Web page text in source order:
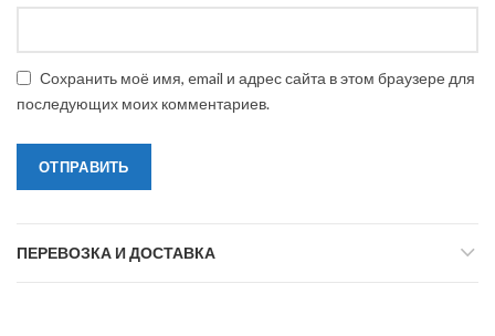
Сохранить моё имя, email и адрес сайта в этом браузере для
последующих моих комментариев.
ПЕРЕВОЗКА И ДОСТАВКА